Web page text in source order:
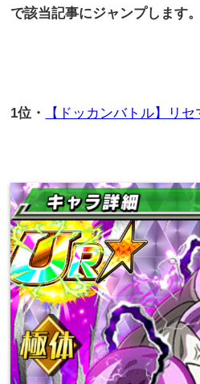
で該当記事にジャンプします。
1位・ 【ドッカンバトル】リ